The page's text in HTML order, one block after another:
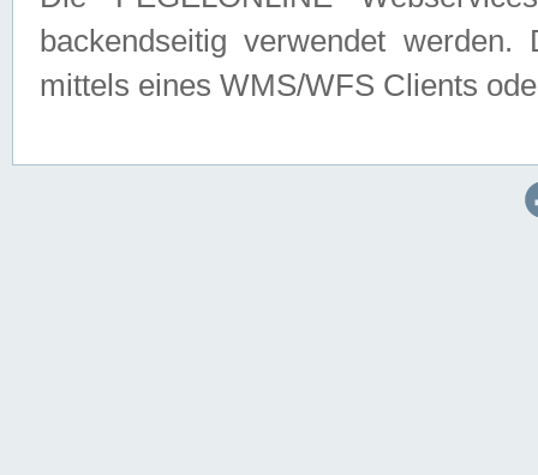
backendseitig verwendet
mittels eines WMS/WFS Clients